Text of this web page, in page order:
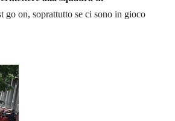
go on, soprattutto se ci sono in gioco